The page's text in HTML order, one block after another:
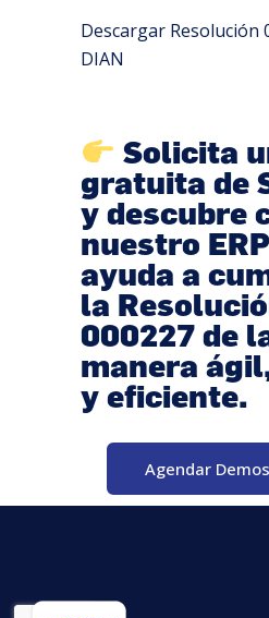
Descargar Resolución
DIAN
Solicita
gratuita de
y descubre
nuestro
ayuda a
la
000227 de
manera
y eficiente.
Agendar